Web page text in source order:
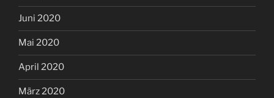
Juni 2020
Mai 2020
April 2020
März 2020